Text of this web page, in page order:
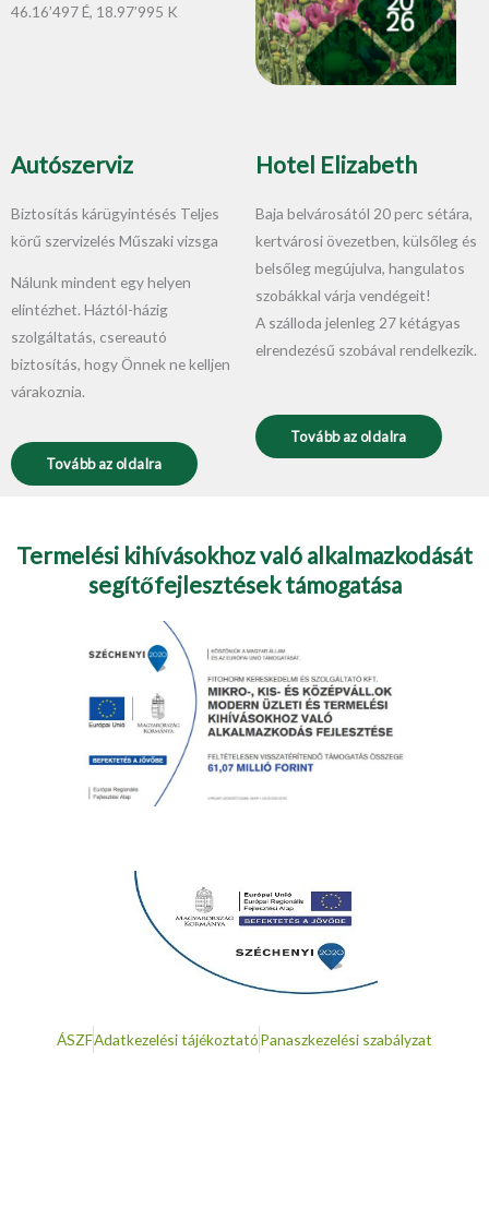
46.16’497 É, 18.97’995 K
Autószerviz
Biztosítás kárügyintésés Teljes
körű szervizelés Műszaki vizsga
Nálunk mindent egy helyen
elintézhet. Háztól-házig
szolgáltatás, csereautó
biztosítás, hogy Önnek ne kelljen
várakoznia.
Tovább az oldalra
Hotel Elizabeth
Baja belvárosától 20 perc sétára,
kertvárosi övezetben, külsőleg és
belsőleg megújulva, hangulatos
szobákkal várja vendégeit!
A szálloda jelenleg 27 kétágyas
elrendezésű szobával rendelkezik.
Tovább az oldalra
Termelési kihívásokhoz való alkalmazkodását
segítőfejlesztések támogatása
ÁSZFAdatkezelési tájékoztatóPanaszkezelési szabályzat